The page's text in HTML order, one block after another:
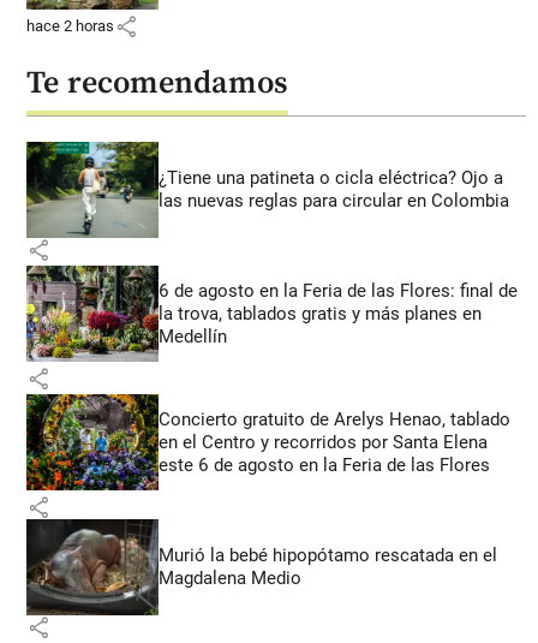
hace 2 horas share
Te recomendamos
¿Tiene una patineta o cicla eléctrica? Ojo a
las nuevas reglas para circular en Colombia
share
6 de agosto en la Feria de las Flores: final de
la trova, tablados gratis y más planes en
Medellín
share
Concierto gratuito de Arelys Henao, tablado
en el Centro y recorridos por Santa Elena
este 6 de agosto en la Feria de las Flores
share
Murió la bebé hipopótamo rescatada en el
Magdalena Medio
share